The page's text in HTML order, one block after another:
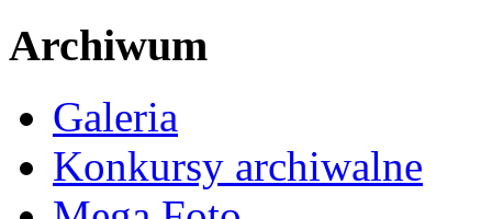
Archiwum
Galeria
Konkursy archiwalne